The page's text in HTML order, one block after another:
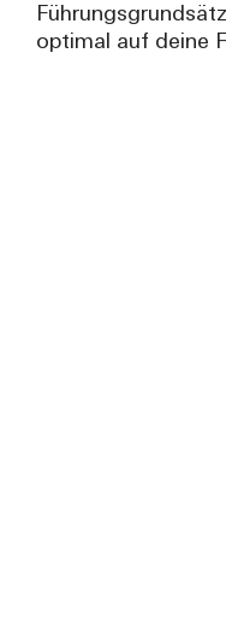
optimal auf deine